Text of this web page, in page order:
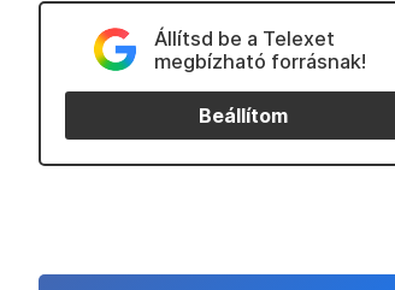
Állítsd be a Telexet
megbízható forrásnak!
Beállítom